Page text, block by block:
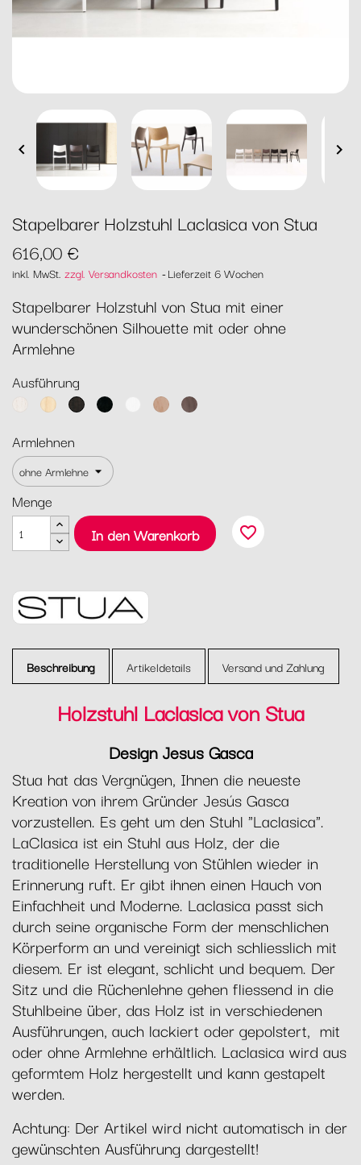
 
Stapelbarer Holzstuhl Laclasica von Stua
616,00 €
inkl. MwSt. zzgl. Versandkosten Lieferzeit 6 Wochen
Stapelbarer Holzstuhl von Stua mit einer
wunderschönen Silhouette mit oder ohne
Armlehne
Ausführung
Esche
gebeizt
Esche
matt
Esche
gebeizt
Esche
EscheEscheEsche
Armlehnen
Menge
In den Warenkorb
favorite_border
Beschreibung Artikeldetails Versand und Zahlung
Holzstuhl Laclasica von Stua
Design Jesus Gasca
Stua hat das Vergnügen, Ihnen die neueste
Kreation von ihrem Gründer Jesús Gasca
vorzustellen. Es geht um den Stuhl "Laclasica".
LaClasica ist ein Stuhl aus Holz, der die
traditionelle Herstellung von Stühlen wieder in
Erinnerung ruft. Er gibt ihnen einen Hauch von
Einfachheit und Moderne. Laclasica passt sich
durch seine organische Form der menschlichen
Körperform an und vereinigt sich schliesslich mit
diesem. Er ist elegant, schlicht und bequem. Der
Sitz und die Rüchenlehne gehen fliessend in die
Stuhlbeine über, das Holz ist in verschiedenen
Ausführungen, auch lackiert oder gepolstert, mit
oder ohne Armlehne erhältlich. Laclasica wird aus
geformtem Holz hergestellt und kann gestapelt
werden.
Achtung: Der Artikel wird nicht automatisch in der
gewünschten Ausführung dargestellt!